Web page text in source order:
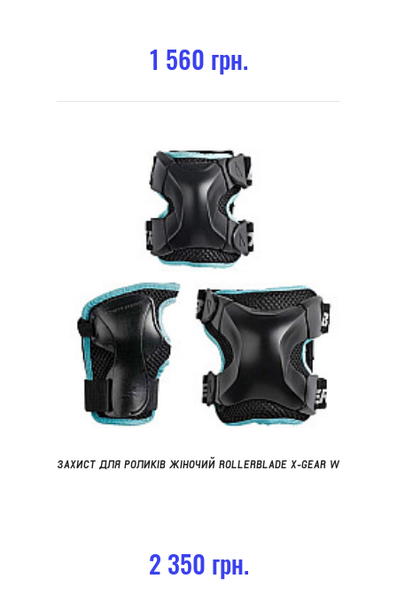
1 560 грн.
ЗАХИСТ ДЛЯ РОЛИКІВ ЖІНОЧИЙ ROLLERBLADE X-GEAR W
2 350 грн.